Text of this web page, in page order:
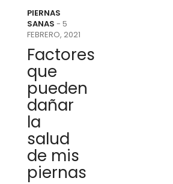
PIERNAS
SANAS - 5
FEBRERO, 2021
Factores
que
pueden
dañar
la
salud
de mis
piernas